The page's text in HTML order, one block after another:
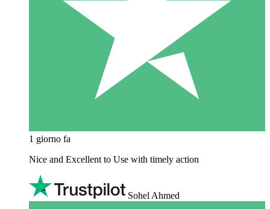
1 giorno fa
Nice and Excellent to Use with timely action
Sohel Ahmed